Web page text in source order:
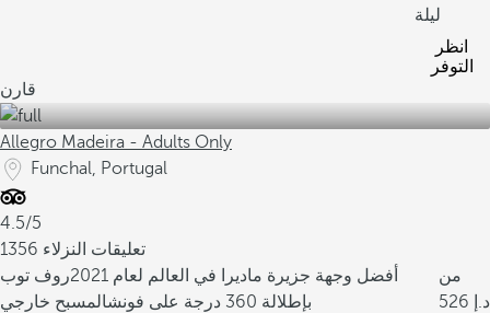
ليلة
انظر
التوفر
قارن
Allegro Madeira - Adults Only
Funchal, Portugal
4.5/5
1356 تعليقات النزلاء
أفضل وجهة جزيرة ماديرا في العالم لعام 2021
روف توب
بإطلالة 360 درجة على فونشال
مسبح خارجي
من
526